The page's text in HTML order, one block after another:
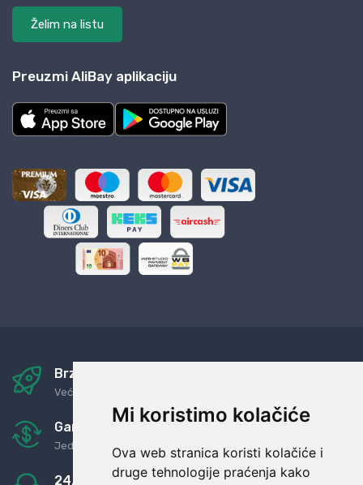
Mi koristimo kolačiće
Ova web stranica koristi kolačiće i
druge tehnologije praćenja kako
Želim na listu
Preuzmi AliBay aplikaciju
Brza i sigurna dostava
Već za nekoliko dana kod vas
Garancija u povrat novaca
Jednostavno pravilo: Roba za novac
24/7 odlična podrška